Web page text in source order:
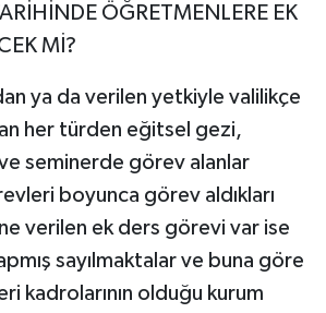
ÖĞRETMENLERE EK
Mİ?
ya da verilen yetkiyle valilikçe
her türden eğitsel gezi,
seminerde görev alanlar
boyunca görev aldıkları
verilen ek ders görevi var ise
sayılmaktalar ve buna göre
kadrolarının olduğu kurum